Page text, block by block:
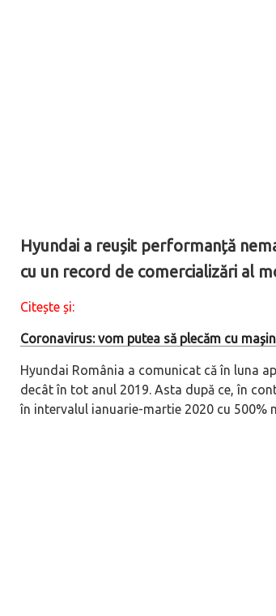
Hyundai a reușit performanță
cu un record de comercializări al
Citește și:
Coronavirus: vom putea să plecăm cu
Hyundai România a comunicat că în luna
decât în tot anul 2019. Asta după ce, în
în intervalul ianuarie-martie 2020 cu 500%